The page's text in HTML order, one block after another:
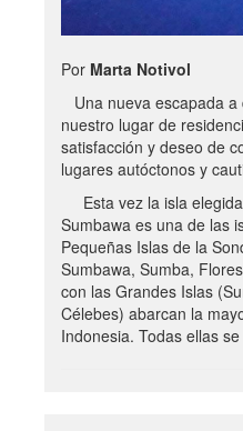
Por Marta Notivol
Una nueva escapada
nuestro lugar de
satisfacción y deseo de
lugares autóctonos y
Esta vez la isla
Sumbawa es una de las
Pequeñas Islas de la
Sumbawa, Sumba,
con las Grandes Islas
Célebes) abarcan la
Indonesia. Todas ellas